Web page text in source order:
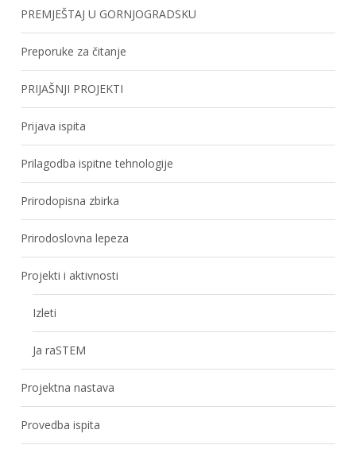
PREMJEŠTAJ U GORNJOGRADSKU
Preporuke za čitanje
PRIJAŠNJI PROJEKTI
Prijava ispita
Prilagodba ispitne tehnologije
Prirodopisna zbirka
Prirodoslovna lepeza
Projekti i aktivnosti
Izleti
Ja raSTEM
Projektna nastava
Provedba ispita